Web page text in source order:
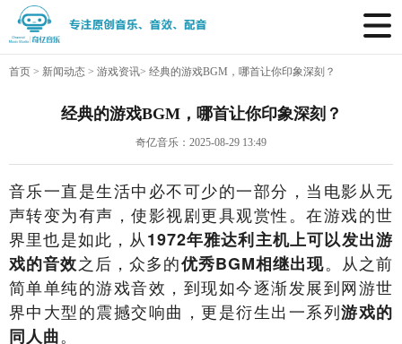
首页 > 新闻动态 > 游戏资讯> 经典的游戏BGM，哪首让你印象深刻？
经典的游戏BGM，哪首让你印象深刻？
奇亿音乐：2025-08-29 13:49
音乐一直是生活中必不可少的一部分，当电影从无
声转变为有声，使影视剧更具观赏性。在游戏的世
界里也是如此，从1972年雅达利主机上可以发出游
戏的音效之后，众多的优秀BGM相继出现。从之前
简单单纯的游戏音效，到现如今逐渐发展到网游世
界中大型的震撼交响曲，更是衍生出一系列游戏的
同人曲。